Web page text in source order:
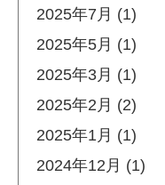
2025年7月 (1)
2025年5月 (1)
2025年3月 (1)
2025年2月 (2)
2025年1月 (1)
2024年12月 (1)